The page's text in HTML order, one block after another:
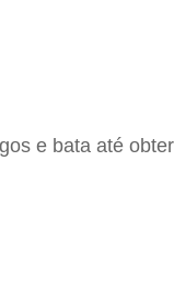
e bata até